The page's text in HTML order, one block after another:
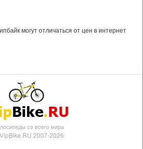
могут отличаться от цен в интернет
со всего мира
2007-2026